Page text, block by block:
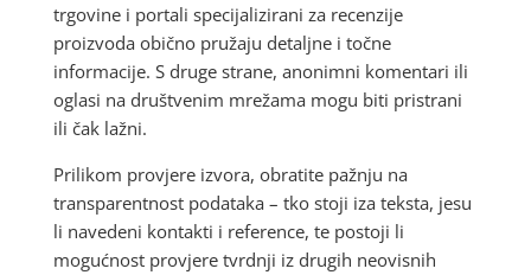
trgovine i portali specijalizirani za recenzije
proizvoda obično pružaju detaljne i točne
informacije. S druge strane, anonimni komentari ili
oglasi na društvenim mrežama mogu biti pristrani
ili čak lažni.
Prilikom provjere izvora, obratite pažnju na
transparentnost podataka – tko stoji iza teksta, jesu
li navedeni kontakti i reference, te postoji li
mogućnost provjere tvrdnji iz drugih neovisnih